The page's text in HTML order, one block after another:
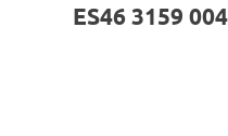
ES46 3159